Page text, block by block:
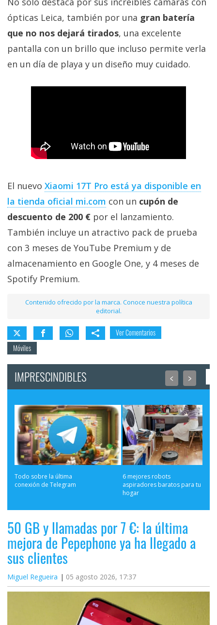
ópticas Leica, también por una gran batería
que no nos dejará tirados, una excelente
pantalla con un brillo que incluso permite verla
en un día de playa y un diseño muy cuidado.
El nuevo Xiaomi 17T Pro está ya disponible en
la tienda oficial mi.com con un cupón de
descuento de 200 € por el lanzamiento.
También incluye un atractivo pack de prueba
con 3 meses de YouTube Premium y de
almacenamiento en Google One, y 4 meses de
Spotify Premium.
Contenido ofrecido por la marca. Conoce nuestra política
editorial.
Ver Comentarios
Móviles
IMPRESCINDIBLES < >
Todo sobre la última
conexión de Telegram
6 mejores robots
aspiradores baratos para tu
hogar
50 GB y llamadas por 7 €: la última
mejora de Pepephone ya ha llegado a
sus clientes
Miguel Regueira 05 agosto 2026, 17:37